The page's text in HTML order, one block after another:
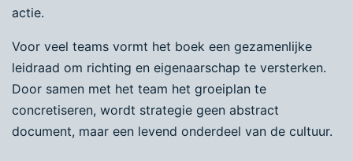
actie.
Voor veel teams vormt het boek een gezamenlijke
leidraad om richting en eigenaarschap te versterken.
Door samen met het team het groeiplan te
concretiseren, wordt strategie geen abstract
document, maar een levend onderdeel van de cultuur.